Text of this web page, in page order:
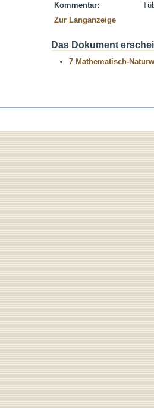
Kommentar:
Zur Langanzeige
Das Dokument
7 Mathematisch-